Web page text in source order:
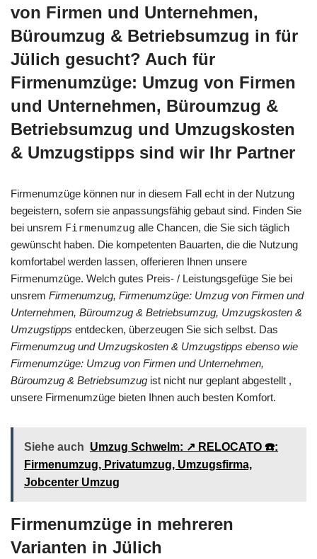
von Firmen und Unternehmen,
Büroumzug & Betriebsumzug in für
Jülich gesucht? Auch für
Firmenumzüge: Umzug von Firmen
und Unternehmen, Büroumzug &
Betriebsumzug und Umzugskosten
& Umzugstipps sind wir Ihr Partner
Firmenumzüge können nur in diesem Fall echt in der Nutzung
begeistern, sofern sie anpassungsfähig gebaut sind. Finden Sie
bei unsrem Firmenumzug alle Chancen, die Sie sich täglich
gewünscht haben. Die kompetenten Bauarten, die die Nutzung
komfortabel werden lassen, offerieren Ihnen unsere
Firmenumzüge. Welch gutes Preis- / Leistungsgefüge Sie bei
unsrem Firmenumzug, Firmenumzüge: Umzug von Firmen und
Unternehmen, Büroumzug & Betriebsumzug, Umzugskosten &
Umzugstipps entdecken, überzeugen Sie sich selbst. Das
Firmenumzug und Umzugskosten & Umzugstipps ebenso wie
Firmenumzüge: Umzug von Firmen und Unternehmen,
Büroumzug & Betriebsumzug ist nicht nur geplant abgestellt ,
unsere Firmenumzüge bieten Ihnen auch besten Komfort.
Siehe auch Umzug Schwelm: ↗️ RELOCATO ☎️:
Firmenumzug, Privatumzug, Umzugsfirma,
Jobcenter Umzug
Firmenumzüge in mehreren
Varianten in Jülich